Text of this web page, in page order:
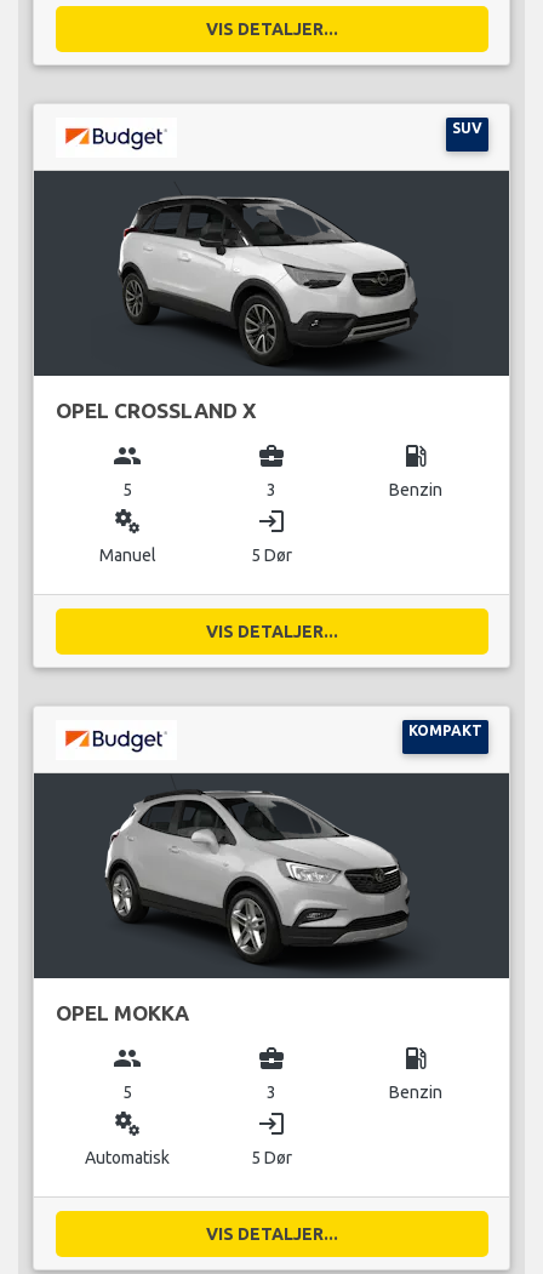
VIS DETALJER...
SUV
OPEL CROSSLAND X
group
5
business_center
3
local_gas_station
Benzin
miscellaneous_services
Manuel
login
5 Dør
VIS DETALJER...
KOMPAKT
OPEL MOKKA
group
5
business_center
3
local_gas_station
Benzin
miscellaneous_services
Automatisk
login
5 Dør
VIS DETALJER...